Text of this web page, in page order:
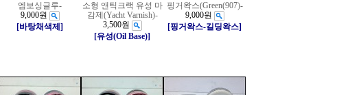
엠보싱글루-
9,000원
[바탕채색제]
소형 앤틱크랙 유성 마
감제(Yacht Varnish)-
3,500원
[유성(Oil Base)]
핑거왁스(Green(907)-
9,000원
[핑거왁스-길딩왁스]